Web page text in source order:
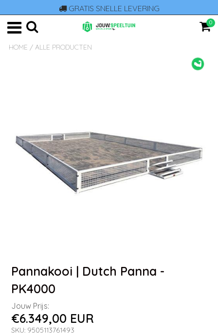
GRATIS SNELLE LEVERING
0
HOME / ALLE PRODUCTEN
Pannakooi | Dutch Panna -
PK4000
Jouw Prijs:
€6.349,00 EUR
SKU: 9505113761493